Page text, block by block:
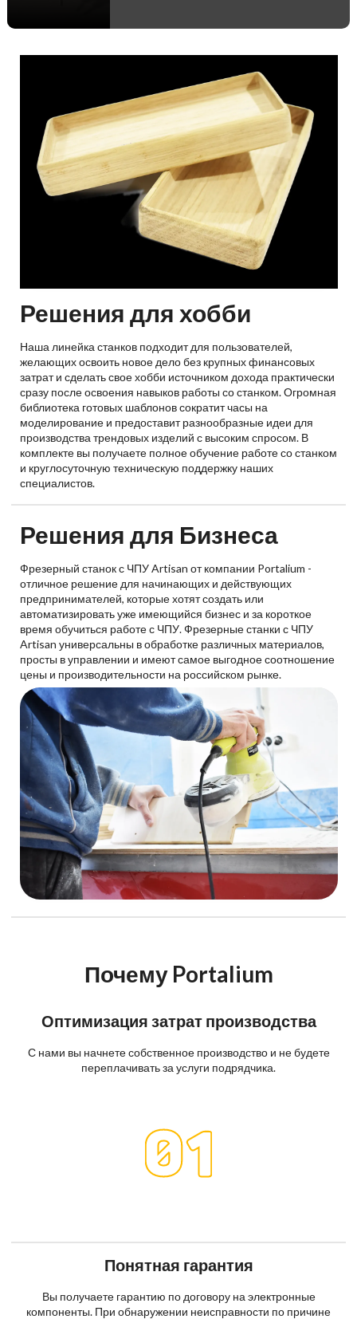
Решения для хобби
Наша линейка станков подходит для пользователей,
желающих освоить новое дело без крупных финансовых
затрат и сделать свое хобби источником дохода практически
сразу после освоения навыков работы со станком. Огромная
библиотека готовых шаблонов сократит часы на
моделирование и предоставит разнообразные идеи для
производства трендовых изделий с высоким спросом. В
комплекте вы получаете полное обучение работе со станком
и круглосуточную техническую поддержку наших
специалистов.
Решения для Бизнеса
Фрезерный станок с ЧПУ Artisan от компании Portalium -
отличное решение для начинающих и действующих
предпринимателей, которые хотят создать или
автоматизировать уже имеющийся бизнес и за короткое
время обучиться работе с ЧПУ. Фрезерные станки с ЧПУ
Artisan универсальны в обработке различных материалов,
просты в управлении и имеют самое выгодное соотношение
цены и производительности на российском рынке.
Почему Portalium
Оптимизация затрат производства
С нами вы начнете собственное производство и не будете
переплачивать за услуги подрядчика.
Понятная гарантия
Вы получаете гарантию по договору на электронные
компоненты. При обнаружении неисправности по причине